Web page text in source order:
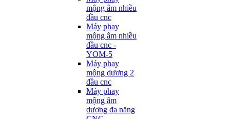
mộng âm nhiều
đầu cnc
Máy phay
mộng âm nhiều
đầu cnc -
YOM-5
Máy phay
mộng dương 2
đầu cnc
Máy phay
mộng âm
dương đa năng